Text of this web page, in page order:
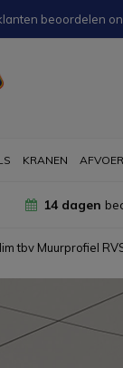
beoordelen
KRANEN AFVOER
14 dagen
tbv Muurprofiel